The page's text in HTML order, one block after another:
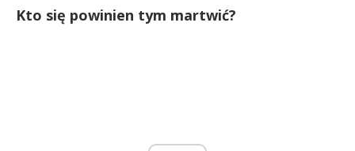
Kto się powinien tym martwić?